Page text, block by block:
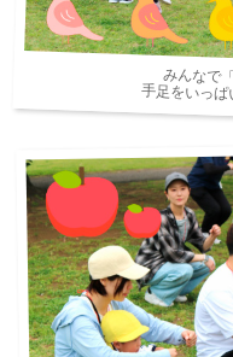
みんなで
手足をいっ